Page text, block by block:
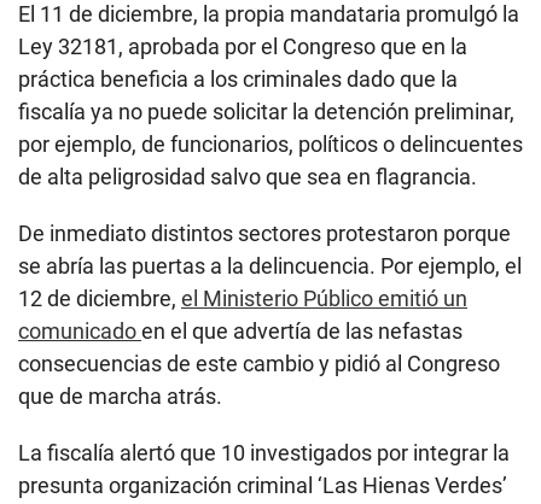
El 11 de diciembre, la propia mandataria promulgó la
Ley 32181, aprobada por el Congreso que en la
práctica beneficia a los criminales dado que la
fiscalía ya no puede solicitar la detención preliminar,
por ejemplo, de funcionarios, políticos o delincuentes
de alta peligrosidad salvo que sea en flagrancia.
De inmediato distintos sectores protestaron porque
se abría las puertas a la delincuencia. Por ejemplo, el
12 de diciembre, el Ministerio Público emitió un
comunicadoen el que advertía de las nefastas
consecuencias de este cambio y pidió al Congreso
que de marcha atrás.
La fiscalía alertó que 10 investigados por integrar la
presunta organización criminal ‘Las Hienas Verdes’